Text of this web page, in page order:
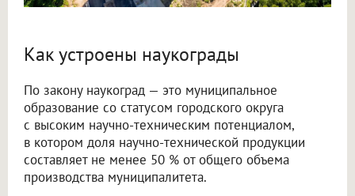
Как устроены наукограды
По закону наукоград — это муниципальное
образование со статусом городского округа
с высоким научно-техническим потенциалом,
в котором доля научно-технической продукции
составляет не менее 50 % от общего объема
производства муниципалитета.